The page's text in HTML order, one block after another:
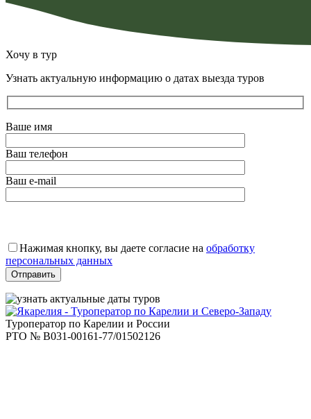
Хочу в тур
Узнать актуальную информацию о датах выезда туров
Ваше имя
Ваш телефон
Ваш e-mail
это
поле
пустым.
Нажимая кнопку, вы даете согласие на обработку
персональных данных
Туроператор по Карелии и России
РТО № В031-00161-77/01502126